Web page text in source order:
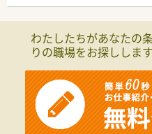
わたしたちがあなたの
りの職場をお探しします